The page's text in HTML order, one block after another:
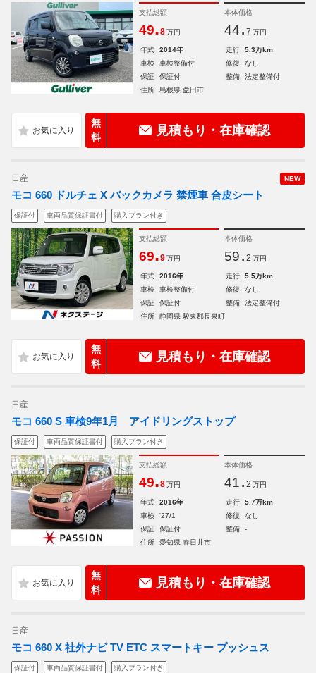
支払総額
49.8 万円
本体価格
44. 7 万円
年式 2014年 走行
5.3万km
車検
車検整備付 修復
なし
保証
保証付 整備
法定整備付
住所
島根県 益田市
無
料
見積もり・在庫確認
NEW
日産
モコ 660 ドルチェ X バックカメラ 禁煙車 合皮シート
保証付 車両品質保証書付 購入プラン付き
支払総額
69.9 万円
本体価格
59. 2 万円
年式 2016年 走行
5.5万km
車検
車検整備付 修復
なし
保証
保証付 整備
法定整備付
住所
静岡県 駿東郡長泉町
無
料
見積もり・在庫確認
日産
モコ 660 S 車検9年1月 アイドリングストップ
保証付 車両品質保証書付 購入プラン付き
支払総額
49.8 万円
本体価格
41. 2 万円
年式 2016年 走行
5.7万km
車検
'27/1 修復
なし
保証
保証付 整備
-
住所
愛知県 春日井市
無
料
見積もり・在庫確認
日産
モコ 660 X 社外ナビ TV ETC スマートキー プッシュス
保証付 車両品質保証書付 購入プラン付き